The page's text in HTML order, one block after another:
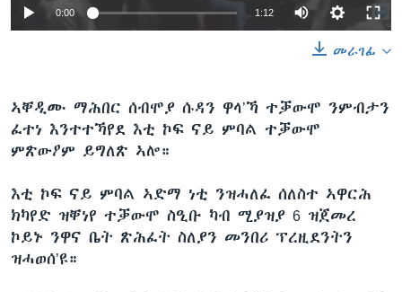
0:00 1:12
መራገፊ
ኣቐዲሙ ማሕበር ሰብሞያ ሱዳን ዋላ’ኻ ተቓውሞ ንምብታን
ፈተነ እንተተኻየደ እቲ ኮፍ ናይ ምባል ተቓውሞ
ምጽውዖም ይግለጽ ኣሎ።
እቲ ኮፍ ናይ ምባል ኣድማ ነቲ ንዝሓለፈ ሰለስተ ኣዋርሕ
ክካየድ ዝቐነየ ተቓውሞ ስዒቡ ካብ ሚያዝያ 6 ዝጀመረ
ኮይኑ ንዋና ቤት ጽሕፈት ስለያን መንበሪ ፕረዚደንትን
ዝሓወሰ’ዩ።